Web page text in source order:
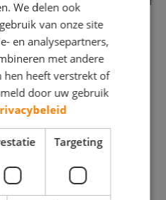
ondervindt, u kunt met al
juiste adres voor het
uitgebreid kleuradvies.
contact met ons op voor
offerte.
te mogen begroeten!
We delen ook
van onze site
en analysepartners,
met andere
hen heeft verstrekt of
door uw gebruik
Targeting